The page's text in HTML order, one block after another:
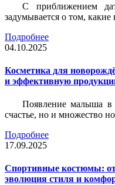
С приближением
задумывается о том,
Подробнее
04.10.2025
Косметика для
и эффективную
Появление малыша в
счастье, но и множество
Подробнее
17.09.2025
Спортивные костюмы:
эволюция стиля и